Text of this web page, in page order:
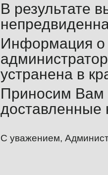
В результате
Информация о
устранена в
Приносим Вам
доставленные
С уважением,